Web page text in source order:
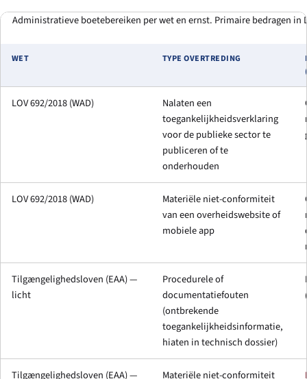
Administratieve boetebereiken per wet en ernst. Primaire bedragen in
WET TYPE OVERTREDING
LOV 692/2018 (WAD)
Nalaten een
toegankelijkheidsverklaring
voor de publieke sector te
publiceren of te
onderhouden
LOV 692/2018 (WAD)
Materiële niet-conformiteit
van een overheidswebsite of
mobiele app
Tilgængelighedsloven (EAA) —
licht
Procedurele of
documentatiefouten
(ontbrekende
toegankelijkheidsinformatie,
hiaten in technisch dossier)
Tilgængelighedsloven (EAA) —
Materiële niet-conformiteit